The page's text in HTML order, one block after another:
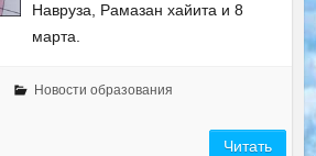
Навруза, Рамазан хайита и 8
марта.
Новости образования
Читать